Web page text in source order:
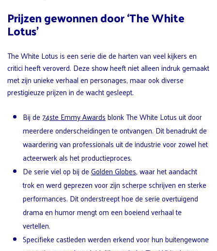
Prijzen gewonnen door ‘The White
Lotus’
The White Lotus is een serie die de harten van veel kijkers en
critici heeft veroverd. Deze show heeft niet alleen indruk gemaakt
met zijn unieke verhaal en personages, maar ook diverse
prestigieuze prijzen in de wacht gesleept.
Bij de74ste Emmy Awardsblonk The White Lotus uit door
meerdere onderscheidingen te ontvangen. Dit benadrukt de
waardering van professionals uit de industrie voor zowel het
acteerwerk als het productieproces.
De serie viel op bij deGolden Globes, waar het aandacht
trok en werd geprezen voor zijn scherpe schrijven en sterke
performances. Dit onderstreept hoe de serie overtuigend
drama en humor mengt om een boeiend verhaal te
vertellen.
Specifieke castleden werden erkend voor hun buitengewone